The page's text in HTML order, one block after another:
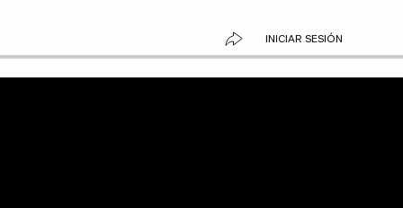
INICIAR SESIÓN